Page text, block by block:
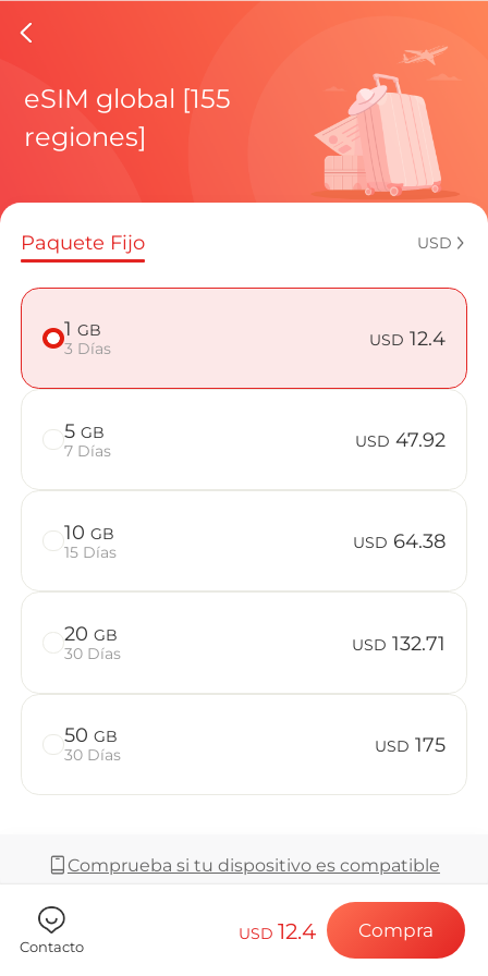
eSIMs
Planes
¿Cómo
Ventajas
Preguntas
Elija su
Instale su
Disfrute de su
Conexión a
eSIM global [155
regiones]
Paquete Fijo USD
1 GB
3 Días
USD 12.4
5 GB
7 Días
USD 47.92
10 GB
15 Días
USD 64.38
20 GB
30 Días
USD 132.71
50 GB
30 Días
USD 175
Comprueba si tu dispositivo es compatible
Cobertura y Red
Contacto
USD 12.4 Compra